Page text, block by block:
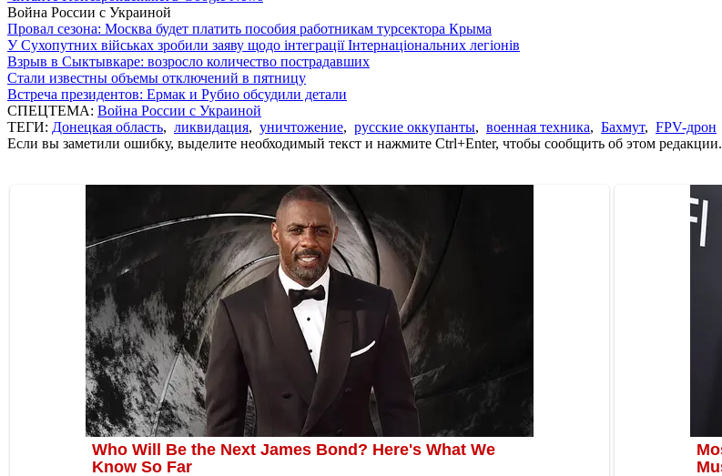
Война России с Украиной
Провал сезона: Москва будет платить пособия работникам турсектора Крыма
У Сухопутних військах зробили заяву щодо інтеграції Інтернаціональних легіонів
Взрыв в Сыктывкаре: возросло количество пострадавших
Стали известны объемы отключений в пятницу
Встреча президентов: Ермак и Рубио обсудили детали
СПЕЦТЕМА: Война России с Украиной
ТЕГИ: Донецкая область, ликвидация, уничтожение, русские оккупанты, военная техника, Бахмут, FPV-дрон
Если вы заметили ошибку, выделите необходимый текст и нажмите Ctrl+Enter, чтобы сообщить об этом редакции.